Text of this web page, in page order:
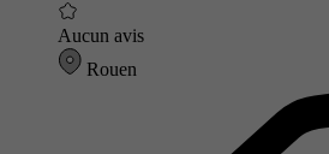
Aucun avis
Rouen